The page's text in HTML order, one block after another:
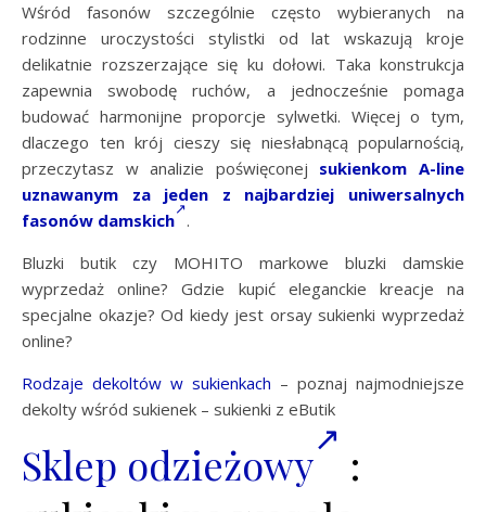
Wśród fasonów szczególnie często wybieranych na
rodzinne uroczystości stylistki od lat wskazują kroje
delikatnie rozszerzające się ku dołowi. Taka konstrukcja
zapewnia swobodę ruchów, a jednocześnie pomaga
budować harmonijne proporcje sylwetki. Więcej o tym,
dlaczego ten krój cieszy się niesłabnącą popularnością,
przeczytasz w analizie poświęconej sukienkom A-line
uznawanym za jeden z najbardziej uniwersalnych
fasonów damskich .
Bluzki butik czy MOHITO markowe bluzki damskie
wyprzedaż online? Gdzie kupić eleganckie kreacje na
specjalne okazje? Od kiedy jest orsay sukienki wyprzedaż
online?
Rodzaje dekoltów w sukienkach – poznaj najmodniejsze
dekolty wśród sukienek – sukienki z eButik
Sklep odzieżowy
: